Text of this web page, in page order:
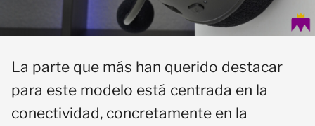
La parte que más han querido destacar
para este modelo está centrada en la
conectividad, concretamente en la